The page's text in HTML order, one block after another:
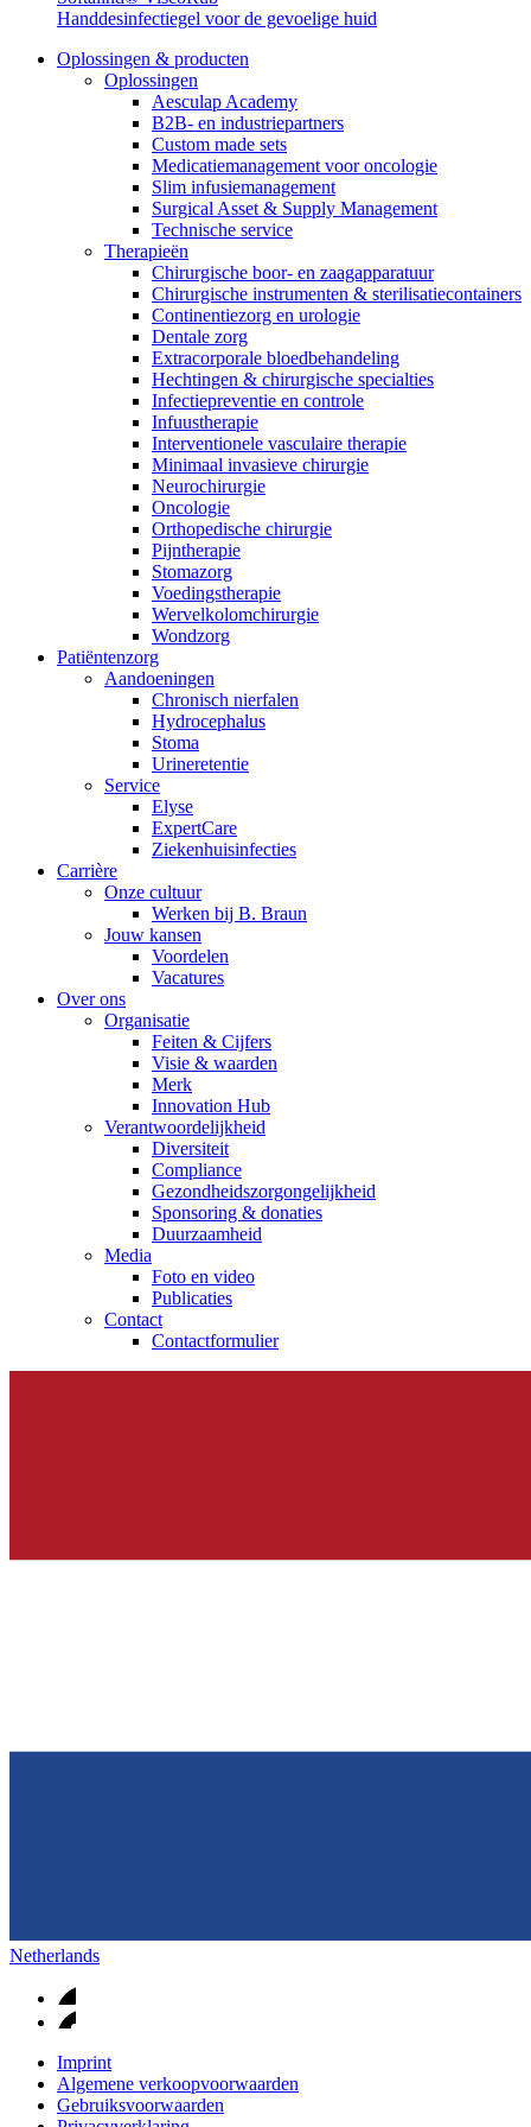
Productassortiment
Vind het product dat je zoekt. Bekijk hier het complete
Op een fijne plek goede nierzorg krijgen.
Heb je een vraag? Neem contact met ons op.
Handdesinfectiegel voor de gevoelige huid
Oplossingen & producten
Oplossingen
Aesculap Academy
B2B- en industriepartners
Custom made sets
Medicatiemanagement voor oncologie
Slim infusiemanagement
Surgical Asset & Supply Management
Technische service
Therapieën
Chirurgische boor- en zaagapparatuur
Chirurgische instrumenten & sterilisatiecontainers
Continentiezorg en urologie
Dentale zorg
Extracorporale bloedbehandeling
Hechtingen & chirurgische specialties
Infectiepreventie en controle
Infuustherapie
Interventionele vasculaire therapie
Minimaal invasieve chirurgie
Neurochirurgie
Oncologie
Orthopedische chirurgie
Pijntherapie
Stomazorg
Voedingstherapie
Wervelkolomchirurgie
Wondzorg
Patiëntenzorg
Aandoeningen
Chronisch nierfalen
​​Hydrocephalus
Stoma
Urineretentie
Service
Elyse
ExpertCare
Ziekenhuisinfecties
Carrière
Onze cultuur
Werken bij B. Braun
Jouw kansen
Voordelen
Vacatures
Over ons
Organisatie
Feiten & Cijfers
Visie & waarden
Merk
Innovation Hub
Verantwoordelijkheid
Diversiteit
Compliance
Gezondheidszorgongelijkheid​
Sponsoring & donaties
Duurzaamheid
Media
Foto en video
Publicaties
Contact
Contactformulier
Netherlands
Imprint
Algemene verkoopvoorwaarden
Gebruiksvoorwaarden